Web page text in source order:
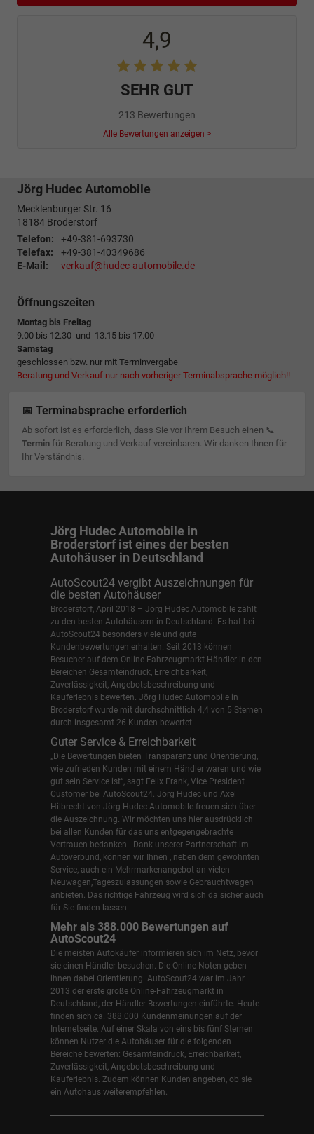
4,9
SEHR GUT
213 Bewertungen
Alle Bewertungen anzeigen >
Jörg Hudec Automobile
Mecklenburger Str. 16
18184 Broderstorf
Telefon:
+49-381-693730
Telefax:
+49-381-40349686
E-Mail:
verkauf@hudec-automobile.de
Öffnungszeiten
Montag bis Freitag
9.00 bis 12.30 und 13.15 bis 17.00
Samstag
geschlossen bzw. nur mit Terminvergabe
Beratung und Verkauf nur nach vorheriger Terminabsprache möglich!!
📅 Terminabsprache erforderlich
Ab sofort ist es erforderlich, dass Sie vor Ihrem Besuch einen 📞
Terminfür Beratung und Verkauf vereinbaren. Wir danken Ihnen für
Ihr Verständnis.
Jörg Hudec Automobile in
Broderstorf ist eines der besten
Autohäuser in Deutschland
AutoScout24 vergibt Auszeichnungen für
die besten Autohäuser
Broderstorf, April 2018 – Jörg Hudec Automobile zählt
zu den besten Autohäusern in Deutschland. Es hat bei
AutoScout24 besonders viele und gute
Kundenbewertungen erhalten. Seit 2013 können
Besucher auf dem Online-Fahrzeugmarkt Händler in den
Bereichen Gesamteindruck, Erreichbarkeit,
Zuverlässigkeit, Angebotsbeschreibung und
Kauferlebnis bewerten. Jörg Hudec Automobile in
Broderstorf wurde mit durchschnittlich 4,4 von 5 Sternen
durch insgesamt 26 Kunden bewertet.
Guter Service & Erreichbarkeit
„Die Bewertungen bieten Transparenz und Orientierung,
wie zufrieden Kunden mit einem Händler waren und wie
gut sein Service ist“, sagt Felix Frank, Vice President
Customer bei AutoScout24. Jörg Hudec und Axel
Hilbrecht von Jörg Hudec Automobile freuen sich über
die Auszeichnung. Wir möchten uns hier ausdrücklich
bei allen Kunden für das uns entgegengebrachte
Vertrauen bedanken . Dank unserer Partnerschaft im
Autoverbund, können wir Ihnen , neben dem gewohnten
Service, auch ein Mehrmarkenangebot an vielen
Neuwagen,Tageszulassungen sowie Gebrauchtwagen
anbieten. Das richtige Fahrzeug wird sich da sicher auch
für Sie finden lassen.
Mehr als 388.000 Bewertungen auf
AutoScout24
Die meisten Autokäufer informieren sich im Netz, bevor
sie einen Händler besuchen. Die Online-Noten geben
ihnen dabei Orientierung. AutoScout24 war im Jahr
2013 der erste große Online-Fahrzeugmarkt in
Deutschland, der Händler-Bewertungen einführte. Heute
finden sich ca. 388.000 Kundenmeinungen auf der
Internetseite. Auf einer Skala von eins bis fünf Sternen
können Nutzer die Autohäuser für die folgenden
Bereiche bewerten: Gesamteindruck, Erreichbarkeit,
Zuverlässigkeit, Angebotsbeschreibung und
Kauferlebnis. Zudem können Kunden angeben, ob sie
ein Autohaus weiterempfehlen.